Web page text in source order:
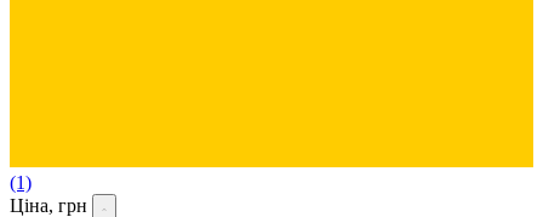
(1)
Ціна, грн